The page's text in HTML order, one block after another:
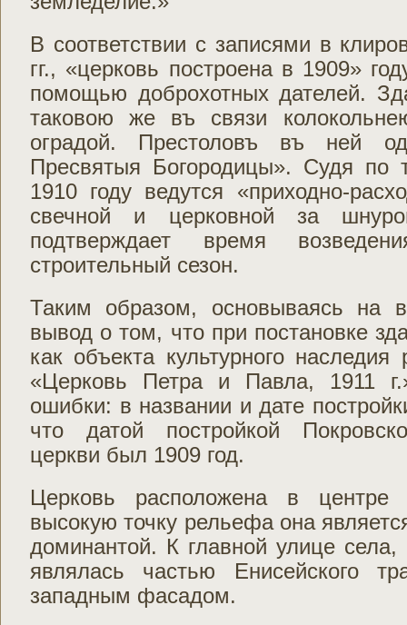
В соответствии с записями в
гг., «церковь построена в 1909»
помощью доброхотных дателей.
таковою же въ связи
оградой. Престоловъ въ ней
Пресвятыя Богородицы». Судя
1910 году ведутся «приходно-
свечной и церковной за
подтверждает время
строительный сезон.
Таким образом, основываясь на
вывод о том, что при постановке
как объекта культурного наследия
«Церковь Петра и Павла, 1911
ошибки: в названии и дате
что датой постройкой
церкви был 1909 год.
Церковь расположена в
высокую точку рельефа она
доминантой. К главной улице
являлась частью Енисейского
западным фасадом.